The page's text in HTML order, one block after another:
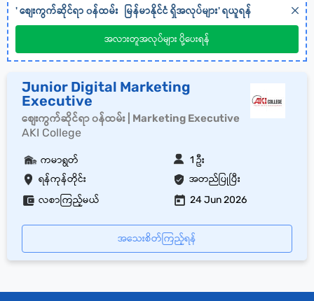
'စျေးကွက်ဆိုင်ရာ ၀န်ထမ်း မြန်မာနိုင်ငံရှိအလုပ်များ' ရယူရန်
အလားတူအလုပ်များ ပို့ပေးရန်
Junior Digital Marketing
Executive
စျေးကွက်ဆိုင်ရာ ၀န်ထမ်း | Marketing Executive
AKI College
ရန်ကုန်တိုင်း အတည်ပြုပြီး
ကမာရွတ် 1 ဦး
လစာကြည့်မယ် 24 Jun 2026
အသေးစိတ်ကြည့်ရန်